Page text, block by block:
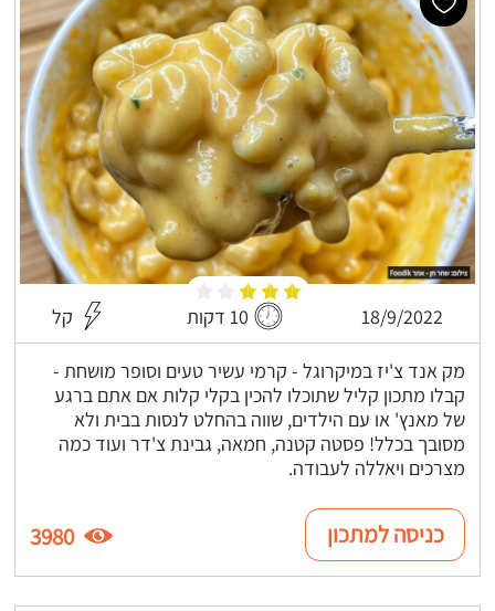
18/9/2022 10 דקות קל
מק אנד צ'יז במיקרוגל - קרמי עשיר טעים וסופר מושחת -
קבלו מתכון קליל שתוכלו להכין בקלי קלות אם אתם ברגע
של מאנץ' או עם הילדים, שווה בהחלט לנסות בבית ולא
מסובך בכלל! פסטה קטנה, חמאה, גבינת צ'דר ועוד כמה
מצרכים ויאללה לעבודה.
כניסה למתכון 3980